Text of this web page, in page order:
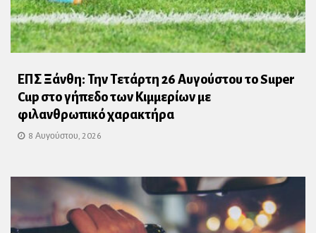
ΕΠΣ Ξάνθη: Την Τετάρτη 26 Αυγούστου το Super
Cup στο γήπεδο των Κιμμερίων με
φιλανθρωπικό χαρακτήρα
8 Αυγούστου, 2026